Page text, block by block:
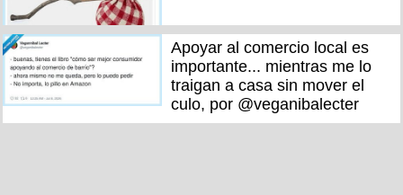
Apoyar al comercio local es
importante... mientras me lo
traigan a casa sin mover el
culo, por @veganibalecter